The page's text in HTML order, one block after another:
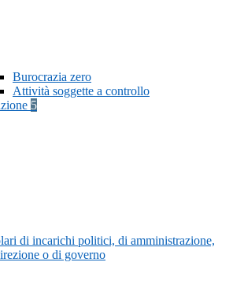
Burocrazia zero
Attività soggette a controllo
5
di incarichi politici, di amministrazione,
o di governo